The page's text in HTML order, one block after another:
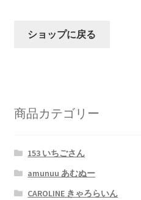
支払い
ショップに戻る
商品カテゴリー
153 いちごさん
amunuu あむぬー
CAROLINE きゃろらいん